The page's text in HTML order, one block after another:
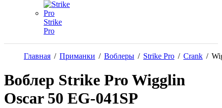
Strike
Pro
Главная / Приманки / Воблеры / Strike Pro / Crank /
Воблер Strike Pro Wigglin
Oscar 50 EG-041SP